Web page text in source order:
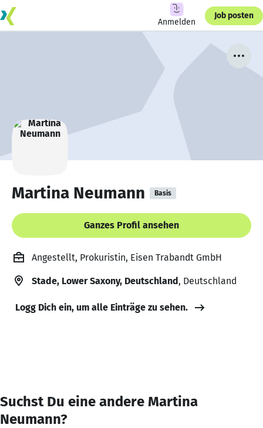
Anmelden
Job posten
Martina Neumann Basis
Ganzes Profil ansehen
Angestellt, Prokuristin, Eisen Trabandt GmbH
Stade, Lower Saxony, Deutschland, Deutschland
Logg Dich ein, um alle Einträge zu sehen.
Suchst Du eine andere Martina
Neumann?